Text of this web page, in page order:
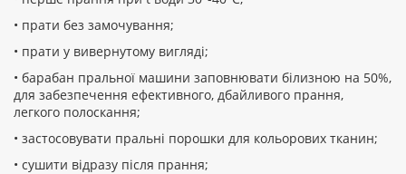
• прати без замочування;
• прати у вивернутому вигляді;
• барабан пральної машини заповнювати білизною на 50%,
для забезпечення ефективного, дбайливого прання,
легкого полоскання;
• застосовувати пральні порошки для кольорових тканин;
• сушити відразу після прання;